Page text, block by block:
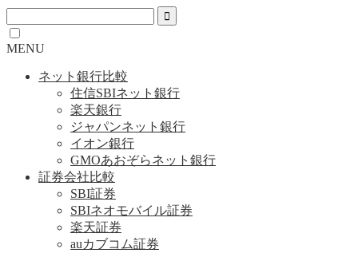
MENU
ネット銀行比較
住信SBIネット銀行
楽天銀行
ジャパンネット銀行
イオン銀行
GMOあおぞらネット銀行
証券会社比較
SBI証券
SBIネオモバイル証券
楽天証券
auカブコム証券